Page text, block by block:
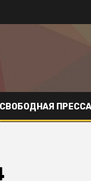
СВОБОДНАЯ ПРЕССА